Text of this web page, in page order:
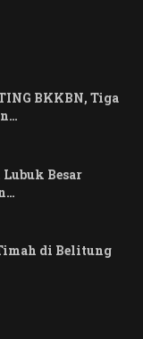
BKKBN, Tiga
Besar
di Belitung